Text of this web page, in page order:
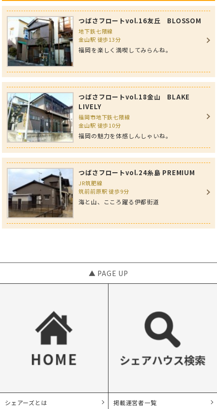
つばさフロートvol.16友丘 BLOSSOM
地下鉄七隈線
金山駅 徒歩13分
福岡を楽しく満喫してみらんね。
つばさフロートvol.18金山 BLAKE
LIVELY
福岡市地下鉄七隈線
金山駅 徒歩10分
福岡の魅力を体感しんしゃいね。
つばさフロートvol.24糸島 PREMIUM
JR筑肥線
筑前前原駅 徒歩9分
海と山、こころ躍る伊都街道
▲ PAGE UP
シェアーズとは 掲載運営者一覧